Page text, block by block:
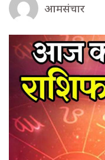
आमसंचार